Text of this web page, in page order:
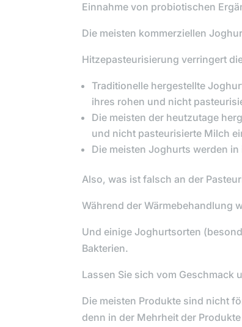
Einnahme von probiotischen
Die meisten kommerziellen
Hitzepasteurisierung verringert
Traditionelle hergestellte
ihres rohen und nicht
Die meisten der heutzutage
und nicht pasteurisierte Milch
Die meisten Joghurts werden
Also, was ist falsch an der
Während der Wärmebehandlung
Und einige Joghurtsorten
Bakterien.
Lassen Sie sich vom Geschmack
Die meisten Produkte sind nicht
denn in der Mehrheit der